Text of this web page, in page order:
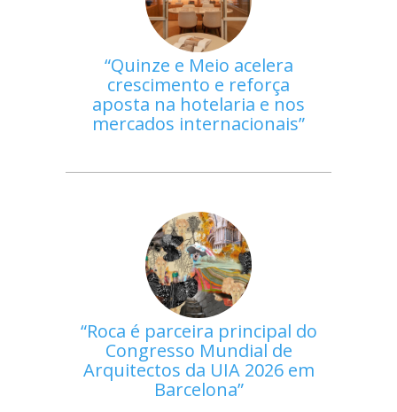
Quinze e Meio acelera
crescimento e reforça
aposta na hotelaria e nos
mercados internacionais
Roca é parceira principal do
Congresso Mundial de
Arquitectos da UIA 2026 em
Barcelona